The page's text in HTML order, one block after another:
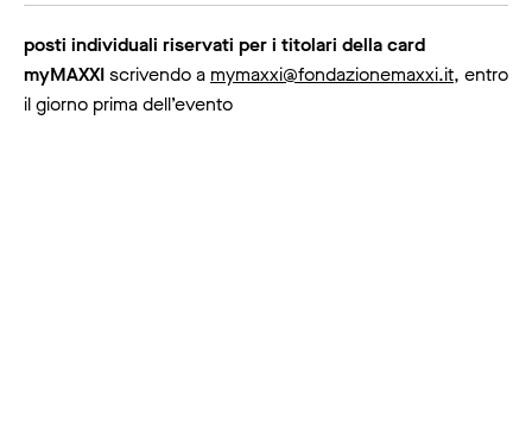
posti individuali riservati per i titolari della card
myMAXXIscrivendo a mymaxxi@fondazionemaxxi.it, entro
il giorno prima dell’evento